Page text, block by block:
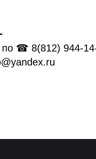
по ☎ 8(812) 944-